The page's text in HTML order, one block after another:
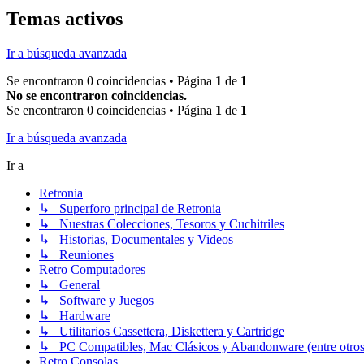
Temas activos
Ir a búsqueda avanzada
Se encontraron 0 coincidencias • Página 1 de 1
No se encontraron coincidencias.
Se encontraron 0 coincidencias • Página 1 de 1
Ir a búsqueda avanzada
Ir a
Retronia
↳ Superforo principal de Retronia
↳ Nuestras Colecciones, Tesoros y Cuchitriles
↳ Historias, Documentales y Videos
↳ Reuniones
Retro Computadores
↳ General
↳ Software y Juegos
↳ Hardware
↳ Utilitarios Cassettera, Diskettera y Cartridge
↳ PC Compatibles, Mac Clásicos y Abandonware (entre